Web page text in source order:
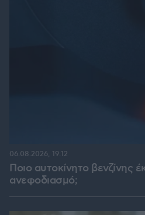
Ποιο αυτοκίνητο βενζίνης
ανεφοδιασμό;
06.08.2026, 19:12